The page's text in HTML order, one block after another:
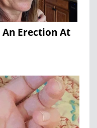
Erection At